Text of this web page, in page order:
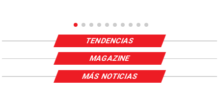
TENDENCIAS
MAGAZINE
MÁS NOTICIAS